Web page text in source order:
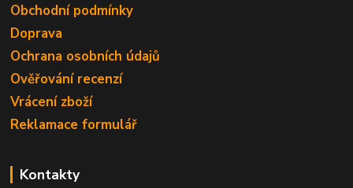
Obchodní podmínky
Doprava
Ochrana osobních údajů
Ověřování recenzí
Vrácení zboží
Reklamace formulář
Kontakty